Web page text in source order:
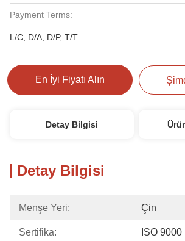
Payment Terms:
L/C, D/A, D/P, T/T
En İyi Fiyatı Alın
Detay Bilgisi
Detay Bilgisi
Menşe Yeri: Çin
Sertifika: ISO